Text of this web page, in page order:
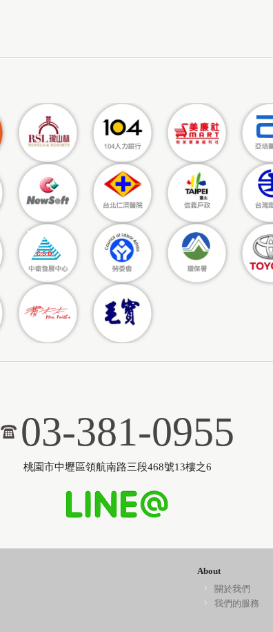
03-381-0955
桃園市中壢區領航南路三段468號13樓之6
About
關於我們
我們的服務